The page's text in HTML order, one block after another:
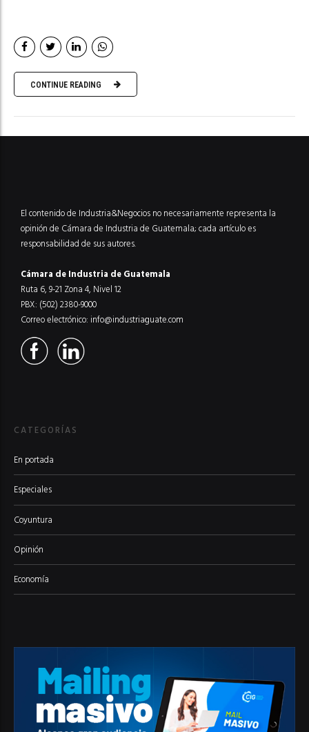
CONTINUE READING
El contenido de Industria&Negocios no necesariamente representa la
opinión de Cámara de Industria de Guatemala; cada artículo es
responsabilidad de sus autores.
Cámara de Industria de Guatemala
Ruta 6, 9-21 Zona 4, Nivel 12
PBX: (502) 2380-9000
Correo electrónico: info@industriaguate.com
CATEGORÍAS
En portada
Especiales
Coyuntura
Opinión
Economía